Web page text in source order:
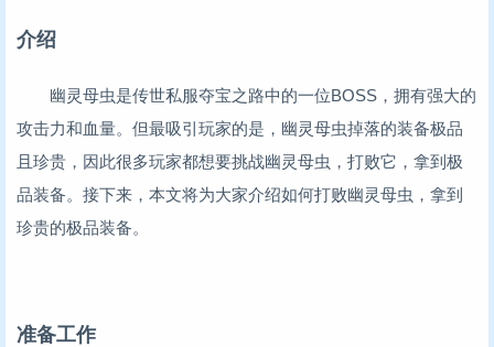
介绍
幽灵母虫是传世私服夺宝之路中的一位BOSS，拥有强大的
攻击力和血量。但最吸引玩家的是，幽灵母虫掉落的装备极品
且珍贵，因此很多玩家都想要挑战幽灵母虫，打败它，拿到极
品装备。接下来，本文将为大家介绍如何打败幽灵母虫，拿到
珍贵的极品装备。
准备工作